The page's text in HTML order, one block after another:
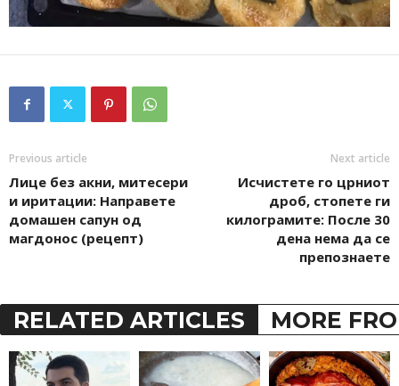
Previous article
Лице без акни, митесери
и иритации: Направете
домашен сапун од
магдонос (рецепт)
Next article
Исчистете го црниот
дроб, стопете ги
килограмите: После 30
дена нема да се
препознаете
RELATED ARTICLES MORE